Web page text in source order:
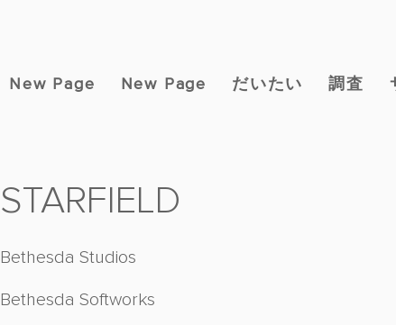
New Page New Page だいたい 調査
STARFIELD
Bethesda Studios
Bethesda Softworks